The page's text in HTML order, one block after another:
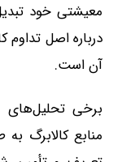
معیشتی خود
درباره اصل تداوم
آن است.
برخی تحلیل‌های
منابع کالابرگ